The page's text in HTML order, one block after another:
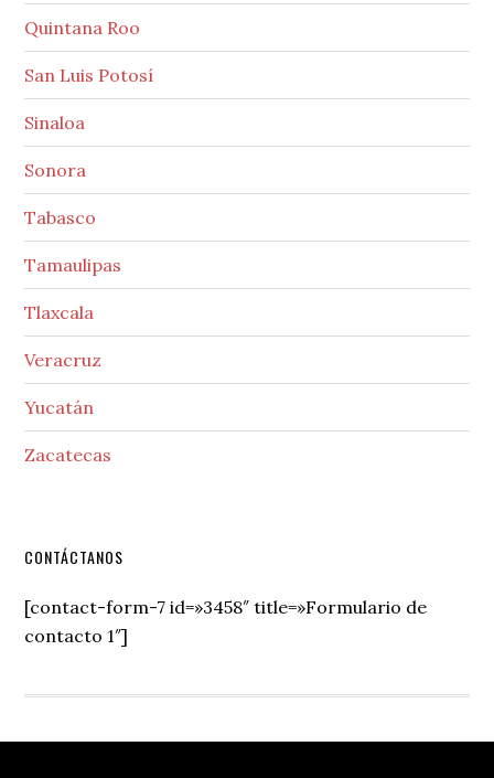
Quintana Roo
San Luis Potosí
Sinaloa
Sonora
Tabasco
Tamaulipas
Tlaxcala
Veracruz
Yucatán
Zacatecas
Secondary
Sidebar
CONTÁCTANOS
[contact-form-7 id=»3458″ title=»Formulario de
contacto 1″]